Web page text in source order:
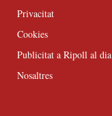
Privacitat
Cookies
Publicitat a Ripoll al dia
Nosaltres